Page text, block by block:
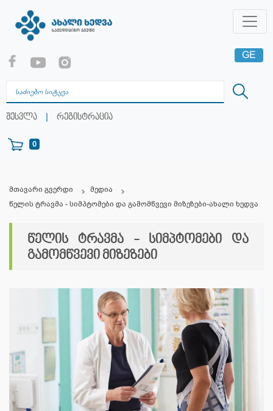
შესვლა | რეგისტრაცია
0
GE
RU
მთავარი გვერდი
მედია
წელის ტრავმა - სიმპტომები და გამომწვევი მიზეზები-ახალი ხედვა
წელის ტრავმა - სიმპტომები და
გამომწვევი მიზეზები